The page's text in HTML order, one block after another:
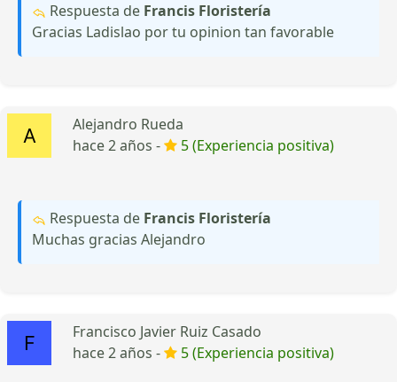
Respuesta de Francis Floristería
Gracias Ladislao por tu opinion tan favorable
Alejandro Rueda
hace 2 años -
5 (Experiencia positiva)
Respuesta de Francis Floristería
Muchas gracias Alejandro
Francisco Javier Ruiz Casado
hace 2 años -
5 (Experiencia positiva)